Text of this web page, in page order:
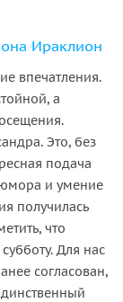
Ираклион
впечатления.
а
Это, без
подача
юмора и умение
получилась
что
Для нас
согласован,